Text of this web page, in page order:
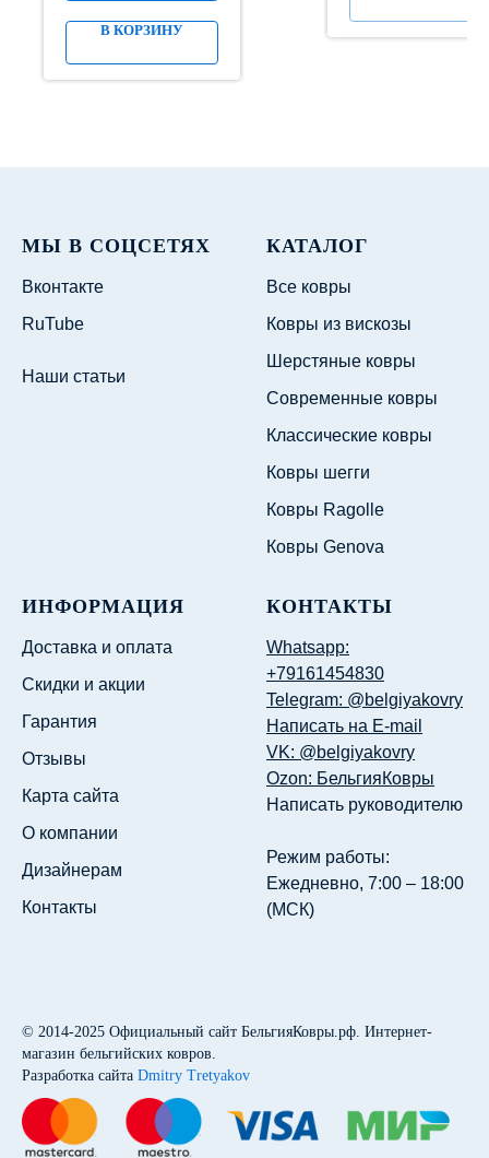
В КОРЗИНУ
МЫ В СОЦСЕТЯХ
Вконтакте
RuTube
Наши статьи
КАТАЛОГ
Все ковры
Ковры из вискозы
Шерстяные ковры
Современные ковры
Классические ковры
Ковры шегги
Ковры Ragolle
Ковры Genova
ИНФОРМАЦИЯ
Доставка и оплата
Скидки и акции
Гарантия
Отзывы
Карта сайта
О компании
Дизайнерам
Контакты
КОНТАКТЫ
Whatsapp:
+79161454830
Telegram: @belgiyakovry
Написать на E-mail
VK: @belgiyakovry
Ozon: БельгияКовры
Написать руководителю
Режим работы:
Ежедневно, 7:00 – 18:00
(МСК)
© 2014-2025 Официальный сайт БельгияКовры.рф . Интернет-
магазин бельгийских ковров.
Разработка сайта Dmitry Tretyakov